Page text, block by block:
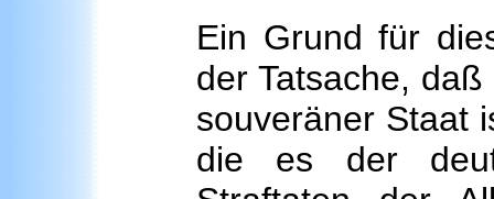
Ein Grund für
der Tatsache,
souveräner Staat
die es der